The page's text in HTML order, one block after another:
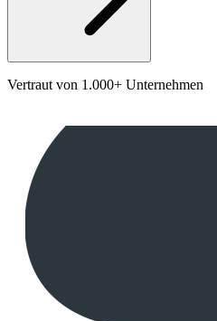
Vertraut von 1.000+ Unternehmen